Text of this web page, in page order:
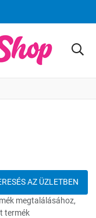
LINK
KÖZÖSSÉGI LINK
megtalálásához,
termék